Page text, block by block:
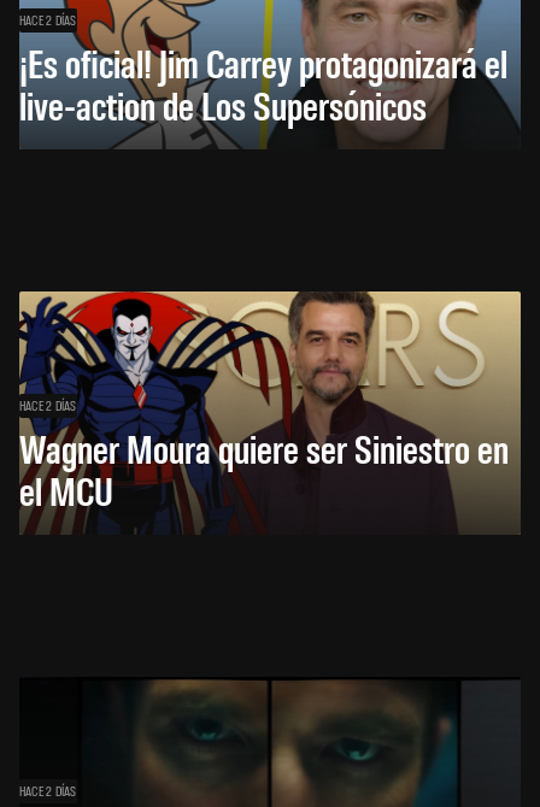
HACE 2 DÍAS
¡Es oficial! Jim Carrey protagonizará el
live-action de Los Supersónicos
HACE 2 DÍAS
Wagner Moura quiere ser Siniestro en
el MCU
HACE 2 DÍAS